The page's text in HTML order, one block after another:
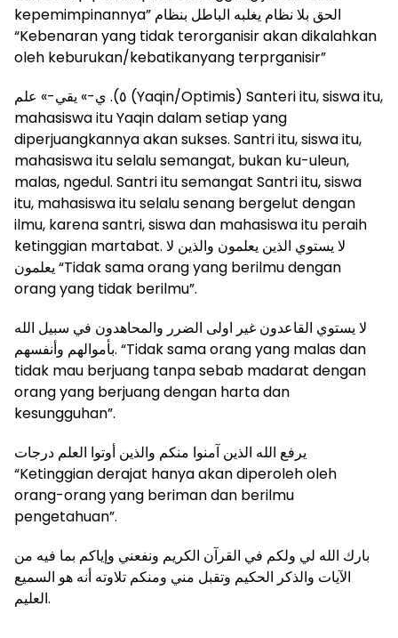
kepemimpinannya” الحق بلا نظام يغلبه الباطل بنظام
“Kebenaran yang tidak terorganisir akan dikalahkan
oleh keburukan/kebatikanyang terprganisir”
٥). ي-» يقي-» علم (Yaqin/Optimis) Santeri itu, siswa itu,
mahasiswa itu Yaqin dalam setiap yang
diperjuangkannya akan sukses. Santri itu, siswa itu,
mahasiswa itu selalu semangat, bukan ku-uleun,
malas, ngedul. Santri itu semangat Santri itu, siswa
itu, mahasiswa itu selalu senang bergelut dengan
ilmu, karena santri, siswa dan mahasiswa itu peraih
ketinggian martabat. لا يستوي الذين يعلمون والذين لا
يعلمون “Tidak sama orang yang berilmu dengan
orang yang tidak berilmu”.
لا يستوي القاعدون غير اولى الضرر والمحاهدون في سبيل الله
بأموالهم وأنفسهم. “Tidak sama orang yang malas dan
tidak mau berjuang tanpa sebab madarat dengan
orang yang berjuang dengan harta dan
kesungguhan”.
يرفع الله الذين آمنوا منكم والذين أوتوا العلم درجات
“Ketinggian derajat hanya akan diperoleh oleh
orang-orang yang beriman dan berilmu
pengetahuan”.
بارك الله لي ولكم في القرآن الكريم ونفعني وإياكم بما فيه من
الآيات والذكر الحكيم وتقبل مني ومنكم تلاوته أنه هو السميع
العليم.